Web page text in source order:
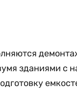
зданиями с